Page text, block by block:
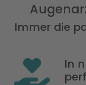
Immer die
In